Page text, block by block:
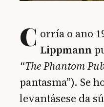
C orría o ano
Lippmann
“The Phantom
pantasma”). Se
levantásese da